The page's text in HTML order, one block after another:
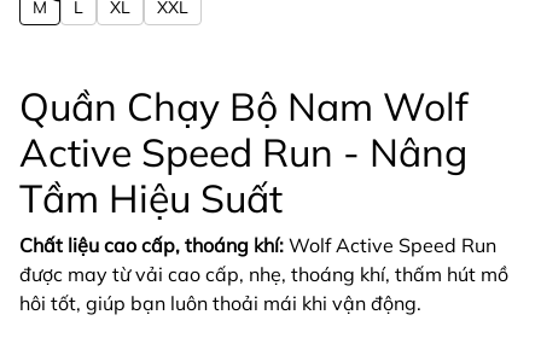
M L XL XXL
Quần Chạy Bộ Nam Wolf
Active Speed Run - Nâng
Tầm Hiệu Suất
Chất liệu cao cấp, thoáng khí: Wolf Active Speed Run
được may từ vải cao cấp, nhẹ, thoáng khí, thấm hút mồ
hôi tốt, giúp bạn luôn thoải mái khi vận động.